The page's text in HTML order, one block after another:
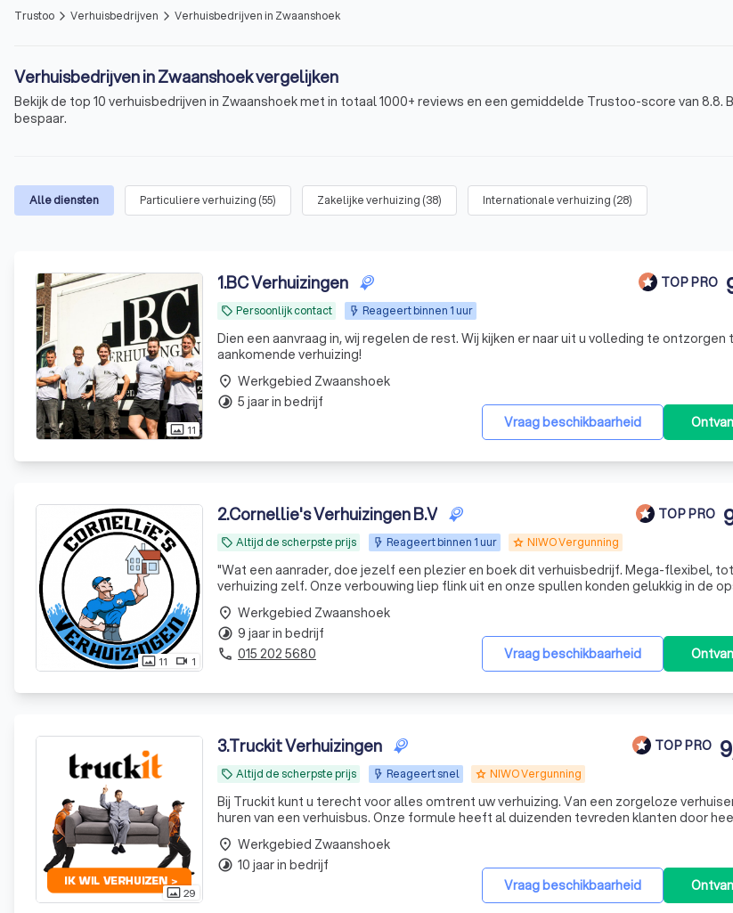
Trustoo arrow_forward_ios Verhuisbedrijven arrow_forward_ios Verhuisbedrijven in Zwaanshoek
Verhuisbedrijven in Zwaanshoek vergelijken
Bekijk de top 10 verhuisbedrijven in Zwaanshoek met in totaal 1000+ reviews en een gemiddelde Trustoo-score van 8.8.
bespaar.
Alle diensten Particuliere verhuizing (55) Zakelijke verhuizing (38) Internationale verhuizing (28)
photo_size_select_actual 11
1.BC Verhuizingen TOP PRO
local_offer Persoonlijk contact Reageert binnen 1 uur
Dien een aanvraag in, wij regelen de rest. Wij kijken er naar uit u volleding te ontzorgen tijdens u
aankomende verhuizing!
Vraag beschikbaarheid
place Werkgebied Zwaanshoek
timelapse 5 jaar in bedrijf
photo_size_select_actual 11 videocam 1
2.Cornellie's Verhuizingen B.V TOP PRO
local_offer Altijd de scherpste prijs Reageert binnen 1 uur grade NIWO Vergunning
"Wat een aanrader, doe jezelf een plezier en boek dit verhuisbedrijf. Mega-flexibel,
verhuizing zelf. Onze verbouwing liep flink uit en onze spullen konden gelukkig in de
Cornellie’s. Deel moest verhuisd worden naar het nieuwe huis, twee weken later weer
de opslag. Voor Neal en Barend was dit geen enkel probleem, tot op het laatste
aangeven hoe & wat. Kortom, scherpe prijs voor een superservice, ik ben fan."
Vraag beschikbaarheid
place Werkgebied Zwaanshoek
timelapse 9 jaar in bedrijf
phone 015 202 5680
photo_size_select_actual29
3.Truckit Verhuizingen TOP PRO
local_offer Altijd de scherpste prijs Reageert snel grade NIWO Vergunning
Bij Truckit kunt u terecht voor alles omtrent uw verhuizing. Van een zorgeloze
huren van een verhuisbus. Onze formule heeft al duizenden tevreden klanten door heel Nederland
geholpen. Of het nu gaat om een grote of kleine verhuisklus, ons ervaren team regelt
Vraag beschikbaarheid
place Werkgebied Zwaanshoek
timelapse 10 jaar in bedrijf